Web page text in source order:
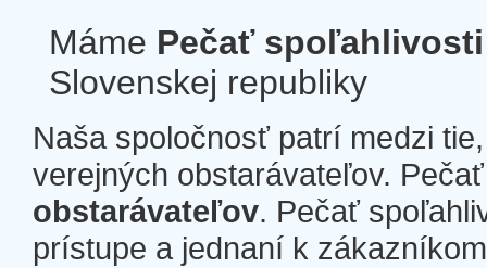
Máme Pečať spoľahlivosti
Slovenskej republiky
Naša spoločnosť patrí medzi
verejných obstarávateľov.
obstarávateľov. Pečať
prístupe a jednaní k